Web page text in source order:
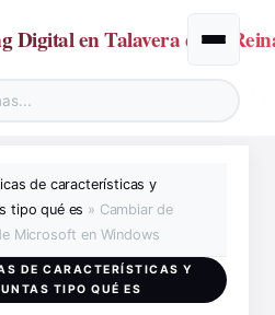
Digital en Talavera de laAlternar
de características y
tipo qué es » Cambiar de
Microsoft en Windows
DE CARACTERÍSTICAS Y
TIPO QUÉ ES